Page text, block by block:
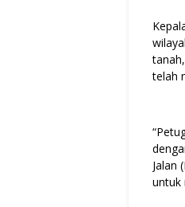
telah
Jalan
untuk